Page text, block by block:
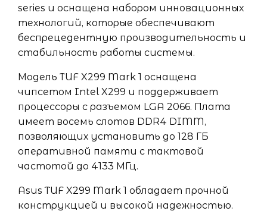
series и оснащена набором инновационных
технологий, которые обеспечивают
беспрецедентную производительность и
стабильность работы системы.
Модель TUF X299 Mark 1 оснащена
чипсетом Intel X299 и поддерживает
процессоры с разъемом LGA 2066. Плата
имеет восемь слотов DDR4 DIMM,
позволяющих установить до 128 ГБ
оперативной памяти с тактовой
частотой до 4133 МГц.
Asus TUF X299 Mark 1 обладает прочной
конструкцией и высокой надежностью.